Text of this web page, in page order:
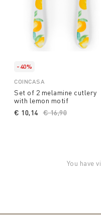
-40%
COINCASA
Set of 2 melamine cutlery
with lemon motif
Price reduced
€ 16,90
€ 10,14
You have